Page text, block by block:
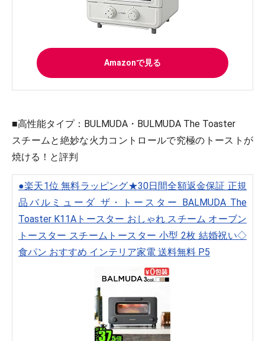
Amazonで見る
■高性能タイプ：BULMUDA・BULMUDA The Toaster
スチームと絶妙な火力コントロールで究極のトーストが
焼ける！と評判
●楽天1位 無料ラッピング★30日間全額返金保証 正規
品バルミューダ ザ・トースター BALMUDA The
Toaster K11Aトースター おしゃれ スチーム オーブン
トースター スチームトースター 小型 2枚 結婚祝い◇
食パン おすすめ インテリア家電 送料無料 P5